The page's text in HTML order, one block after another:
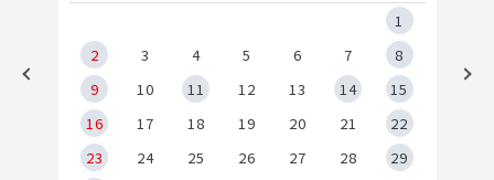
1
2
3 4 5 6 7
8
9
10 11 12 13 14
15
16
17 18 19 20 21
22
23
24 25 26 27 28
29